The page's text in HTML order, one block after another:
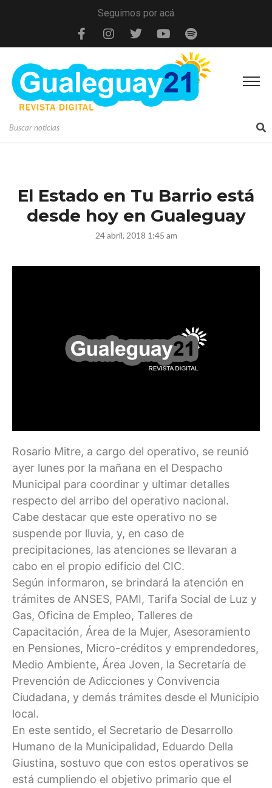
Seguimos por acá
El Estado en Tu Barrio está
desde hoy en Gualeguay
24 abril, 2018 1:45 am
Rosario Mitre, a cargo del operativo, se reunió
ayer lunes por la mañana en el Despacho
Municipal para coordinar y ultimar detalles
respecto del arribo del operativo nacional.
Cabe destacar que este operativo no se
suspende por lluvia, y, en caso de
precipitaciones, las atenciones se llevaran a
cabo en el propio edificio del CIC.
Según informaron, se brindará la atención en
trámites de ANSES, PAMI, Tarifa Social de Luz y
Gas, Oficina de Empleo, Talleres de
Capacitación, Área de la Mujer, Asesoramiento
en Pensiones, Micro-créditos y emprendedores,
Medio Ambiente, Área Joven, la Secretaría de
Prevención de Adicciones y Convivencia
Ciudadana, y demás trámites desde el Municipio
local.
En este sentido, el Secretario de Desarrollo
Humano de la Municipalidad, Eduardo Della
Giustina, sostuvo que con estos operativos se
está cumpliendo el objetivo primario que el